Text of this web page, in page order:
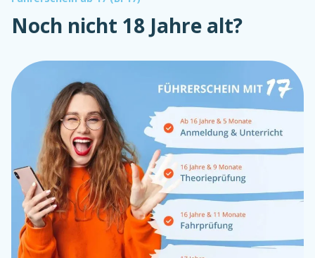
Noch nicht 18 Jahre alt?